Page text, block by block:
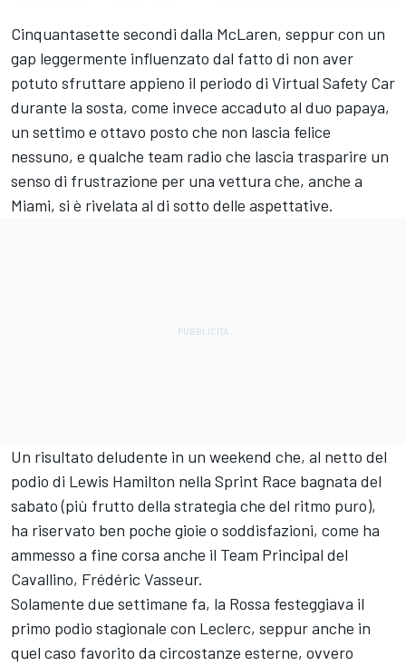
Cinquantasette secondi dalla McLaren, seppur con un
gap leggermente influenzato dal fatto di non aver
potuto sfruttare appieno il periodo di Virtual Safety Car
durante la sosta, come invece accaduto al duo papaya,
un settimo e ottavo posto che non lascia felice
nessuno, e qualche team radio che lascia trasparire un
senso di frustrazione per una vettura che, anche a
Miami, si è rivelata al di sotto delle aspettative.
Un risultato deludente in un weekend che, al netto del
podio di Lewis Hamilton nella Sprint Race bagnata del
sabato (più frutto della strategia che del ritmo puro),
ha riservato ben poche gioie o soddisfazioni, come ha
ammesso a fine corsa anche il Team Principal del
Cavallino, Frédéric Vasseur.
Solamente due settimane fa, la Rossa festeggiava il
primo podio stagionale con Leclerc, seppur anche in
quel caso favorito da circostanze esterne, ovvero